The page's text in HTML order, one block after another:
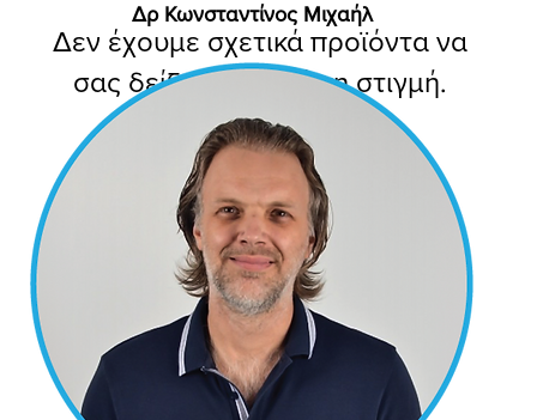
Δεν έχουμε σχετικά προϊόντα να
σας δείξουμε αυτή τη στιγμή.
Δρ Κωνσταντίνος Μιχαήλ